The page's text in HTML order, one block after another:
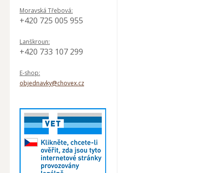
Moravská Třebová:
+420 725 005 955
Lanškroun:
+420 733 107 299
E-shop:
objednavky@chovex.cz